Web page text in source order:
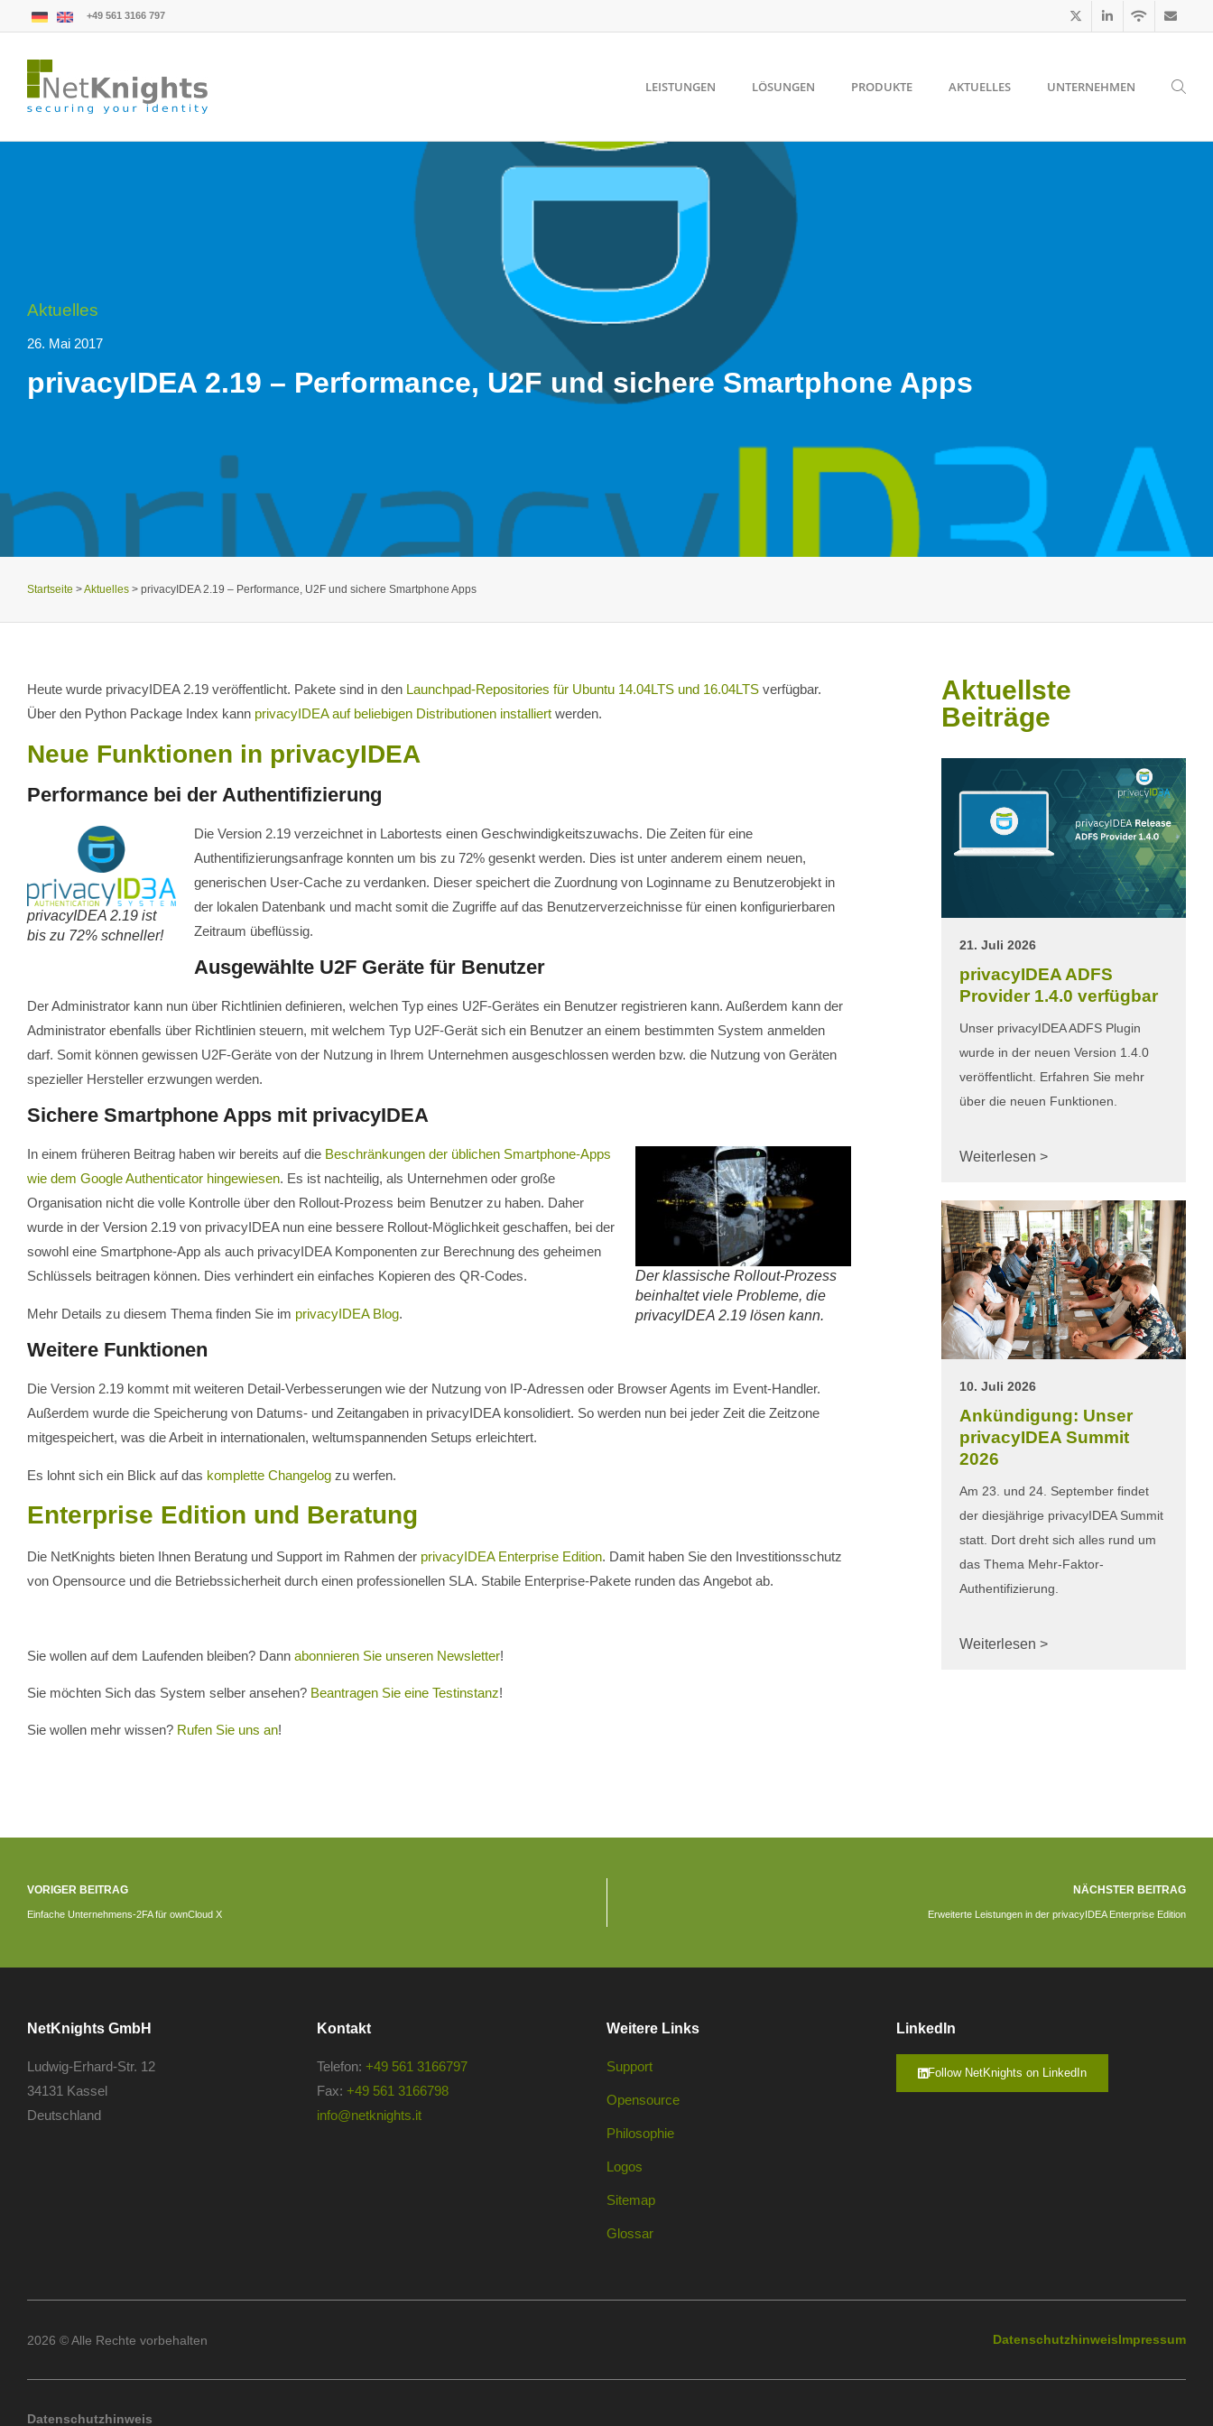
+49 561 3166 797
LEISTUNGEN LÖSUNGEN PRODUKTE AKTUELLES UNTERNEHMEN
Aktuelles
26. Mai 2017
privacyIDEA 2.19 – Performance, U2F und sichere Smartphone Apps
Startseite >Aktuelles > privacyIDEA 2.19 – Performance, U2F und sichere Smartphone Apps
Heute wurde privacyIDEA 2.19 veröffentlicht. Pakete sind in den Launchpad-Repositories für Ubuntu 14.04LTS und 16.04LTS verfügbar.
Über den Python Package Index kann privacyIDEA auf beliebigen Distributionen installiert werden.
Neue Funktionen in privacyIDEA
Performance bei der Authentifizierung
privacyIDEA 2.19 ist
bis zu 72% schneller!
Die Version 2.19 verzeichnet in Labortests einen Geschwindigkeitszuwachs. Die Zeiten für eine
Authentifizierungsanfrage konnten um bis zu 72% gesenkt werden. Dies ist unter anderem einem neuen,
generischen User-Cache zu verdanken. Dieser speichert die Zuordnung von Loginname zu Benutzerobjekt in
der lokalen Datenbank und macht somit die Zugriffe auf das Benutzerverzeichnisse für einen konfigurierbaren
Zeitraum übeflüssig.
Ausgewählte U2F Geräte für Benutzer
Der Administrator kann nun über Richtlinien definieren, welchen Typ eines U2F-Gerätes ein Benutzer registrieren kann. Außerdem kann der
Administrator ebenfalls über Richtlinien steuern, mit welchem Typ U2F-Gerät sich ein Benutzer an einem bestimmten System anmelden
darf. Somit können gewissen U2F-Geräte von der Nutzung in Ihrem Unternehmen ausgeschlossen werden bzw. die Nutzung von Geräten
spezieller Hersteller erzwungen werden.
Sichere Smartphone Apps mit privacyIDEA
Der klassische Rollout-Prozess
beinhaltet viele Probleme, die
privacyIDEA 2.19 lösen kann.
In einem früheren Beitrag haben wir bereits auf die Beschränkungen der üblichen Smartphone-Apps
wie dem Google Authenticator hingewiesen. Es ist nachteilig, als Unternehmen oder große
Organisation nicht die volle Kontrolle über den Rollout-Prozess beim Benutzer zu haben. Daher
wurde in der Version 2.19 von privacyIDEA nun eine bessere Rollout-Möglichkeit geschaffen, bei der
sowohl eine Smartphone-App als auch privacyIDEA Komponenten zur Berechnung des geheimen
Schlüssels beitragen können. Dies verhindert ein einfaches Kopieren des QR-Codes.
Mehr Details zu diesem Thema finden Sie im privacyIDEA Blog.
Weitere Funktionen
Die Version 2.19 kommt mit weiteren Detail-Verbesserungen wie der Nutzung von IP-Adressen oder Browser Agents im Event-Handler.
Außerdem wurde die Speicherung von Datums- und Zeitangaben in privacyIDEA konsolidiert. So werden nun bei jeder Zeit die Zeitzone
mitgespeichert, was die Arbeit in internationalen, weltumspannenden Setups erleichtert.
Es lohnt sich ein Blick auf das komplette Changelog zu werfen.
Enterprise Edition und Beratung
Die NetKnights bieten Ihnen Beratung und Support im Rahmen der privacyIDEA Enterprise Edition. Damit haben Sie den Investitionsschutz
von Opensource und die Betriebssicherheit durch einen professionellen SLA. Stabile Enterprise-Pakete runden das Angebot ab.
Sie wollen auf dem Laufenden bleiben? Dann abonnieren Sie unseren Newsletter!
Sie möchten Sich das System selber ansehen? Beantragen Sie eine Testinstanz!
Sie wollen mehr wissen? Rufen Sie uns an!
Aktuellste
Beiträge
21. Juli 2026
privacyIDEA ADFS
Provider 1.4.0 verfügbar
Unser privacyIDEA ADFS Plugin
wurde in der neuen Version 1.4.0
veröffentlicht. Erfahren Sie mehr
über die neuen Funktionen.
Weiterlesen >
10. Juli 2026
Ankündigung: Unser
privacyIDEA Summit
2026
Am 23. und 24. September findet
der diesjährige privacyIDEA Summit
statt. Dort dreht sich alles rund um
das Thema Mehr-Faktor-
Authentifizierung.
Weiterlesen >
VORIGER BEITRAG
Einfache Unternehmens-2FA für ownCloud X
NÄCHSTER BEITRAG
Erweiterte Leistungen in der privacyIDEA Enterprise Edition
NetKnights GmbH
Ludwig-Erhard-Str. 12
34131 Kassel
Deutschland
Kontakt
Telefon: +49 561 3166797
Fax: +49 561 3166798
info@netknights.it
Weitere Links
Support
Opensource
Philosophie
Logos
Sitemap
Glossar
LinkedIn
Follow NetKnights on LinkedIn
2026 © Alle Rechte vorbehalten DatenschutzhinweisImpressum
Datenschutzhinweis